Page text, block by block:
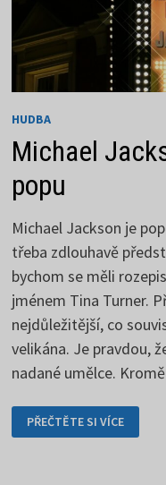
HUDBA
Michael
popu
Michael Jackson je
třeba zdlouhavě
bychom se měli
jménem Tina Turner.
nejdůležitější, co
velikána. Je pravdou,
nadané umělce.
MICHAEL
JACKSON
JAKO
PŘEČTĚTE SI VÍCE